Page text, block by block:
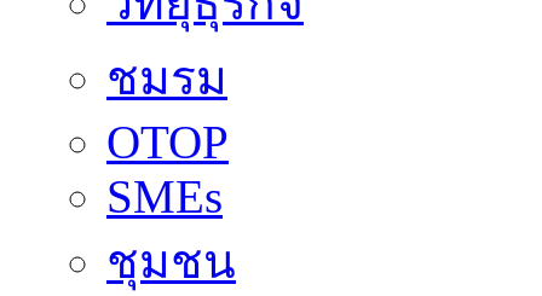
ชมรม
OTOP
SMEs
ชุมชน